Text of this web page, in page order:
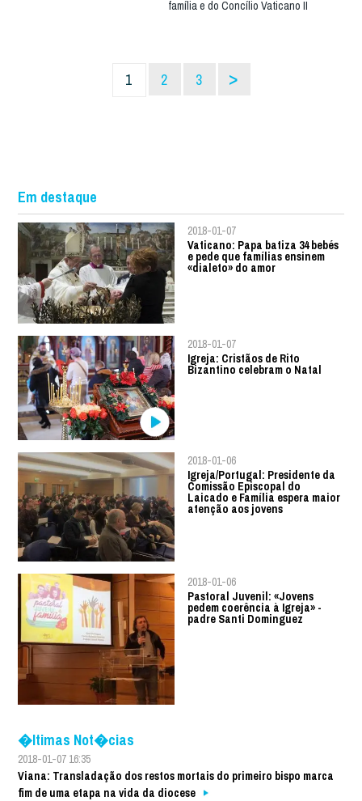
família e do Concílio Vaticano II
1 2 3 >
Em destaque
2018-01-07
Vaticano: Papa batiza 34 bebés
e pede que famílias ensinem
«dialeto» do amor
2018-01-07
Igreja: Cristãos de Rito
Bizantino celebram o Natal
2018-01-06
Igreja/Portugal: Presidente da
Comissão Episcopal do
Laicado e Família espera maior
atenção aos jovens
2018-01-06
Pastoral Juvenil: «Jovens
pedem coerência à Igreja» -
padre Santi Dominguez
�ltimas Not�cias
2018-01-07 16:35
Viana: Transladação dos restos mortais do primeiro bispo marca
fim de uma etapa na vida da diocese